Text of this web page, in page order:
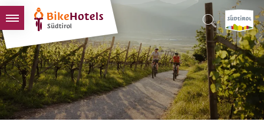
BIKEHOTELS
HOTELS & PACCHETTI
TOUR & TERRITORI
L'ALTO ADIGE & NOI